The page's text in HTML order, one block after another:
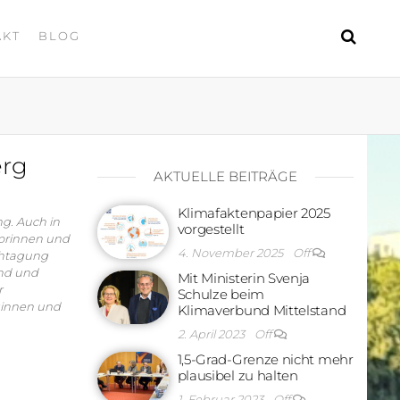
BLOG
Auch in
und
und
und
AKTUELLE BEITRÄGE
Klimafaktenpapier 2025
vorgestellt
4. November 2025 Off
Mit Ministerin Svenja
Schulze beim
Klimaverbund Mittelstand
2. April 2023 Off
1,5-Grad-Grenze nicht mehr
plausibel zu halten